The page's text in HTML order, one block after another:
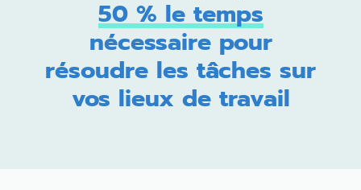
50 % le temps
nécessaire pour
résoudre les tâches sur
vos lieux de travail